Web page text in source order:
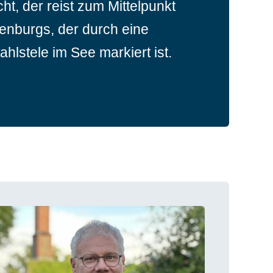
der reist zum Mittelpunkt
der durch eine
im See markiert ist.
Dach. Das schlichte
ist geprägt von einem großen
mit einer spätbarocken
bildeten einen eiszeitlichen
in Richtung